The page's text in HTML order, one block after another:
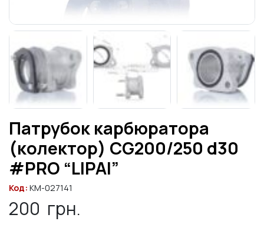
Патрубок карбюратора
(колектор) CG200/250 d30
#PRO “LIPAI”
Код: KM-027141
200 грн.